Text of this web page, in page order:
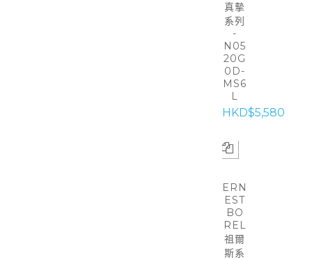
真摰
系列
-
N05
20G
0D-
MS6
L
HKD$5,580
ERN
EST
BO
REL
祖爾
斯系